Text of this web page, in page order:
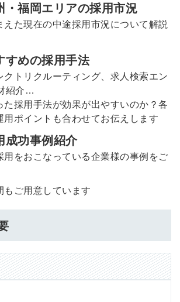
・福岡エリアの採用市況
えた現在の中途採用市況について解説
すめの採用手法
クトリクルーティング、求人検索エン
紹介…
た採用手法が効果が出やすいのか？各
用ポイントも合わせてお伝えします
成功事例紹介
用をおこなっている企業様の事例をご
ご用意しています